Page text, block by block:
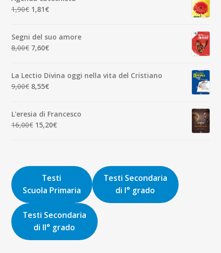
era:
7,00€.
è:
6,65€.
1,90€ Il
era:
1,90€.
1,81€Il
è:
1,81€.
Segni del suo amore
8,00€ Il
era:
8,00€.
7,60€Il
è:
7,60€.
La Lectio Divina oggi nella vita del Cristiano
9,00€ Il
era:
9,00€.
8,55€Il
è:
8,55€.
L'eresia di Francesco
16,00€ Il
16,00€.
15,20€Il
15,20€.
Testi
Scuola Primaria
Testi Secondaria
di I° grado
Testi Secondaria
di II° grado